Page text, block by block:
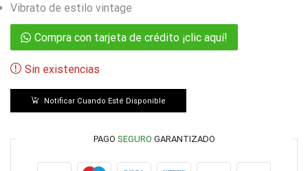
Vibrato de estilo vintage
Compra con tarjeta de crédito ¡clic aquí!
Sin existencias
Notificar Cuando Esté Disponible
PAGO SEGURO GARANTIZADO